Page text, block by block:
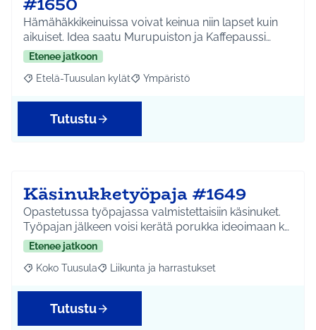
Hämähäkkikeinuissa voivat keinua niin lapset kuin
aikuiset. Idea saatu Murupuiston ja Kaffepaussi…
Etenee jatkoon
Rajaa tulokset aihepiirin mukaan: Etelä-Tuusulan kylät
Etelä-Tuusulan kylät Rajaa tulokset teeman mukaan:
Ympäristö
Tutustu
Käsinukketyöpaja #1649
Opastetussa työpajassa valmistettaisiin käsinuket.
Työpajan jälkeen voisi kerätä porukka ideoimaan k…
Etenee jatkoon
Rajaa tulokset aihepiirin mukaan: Koko Tuusula
Koko Tuusula Rajaa tulokset teeman mukaan: Liikunta ja
Liikunta ja harrastukset
Tutustu